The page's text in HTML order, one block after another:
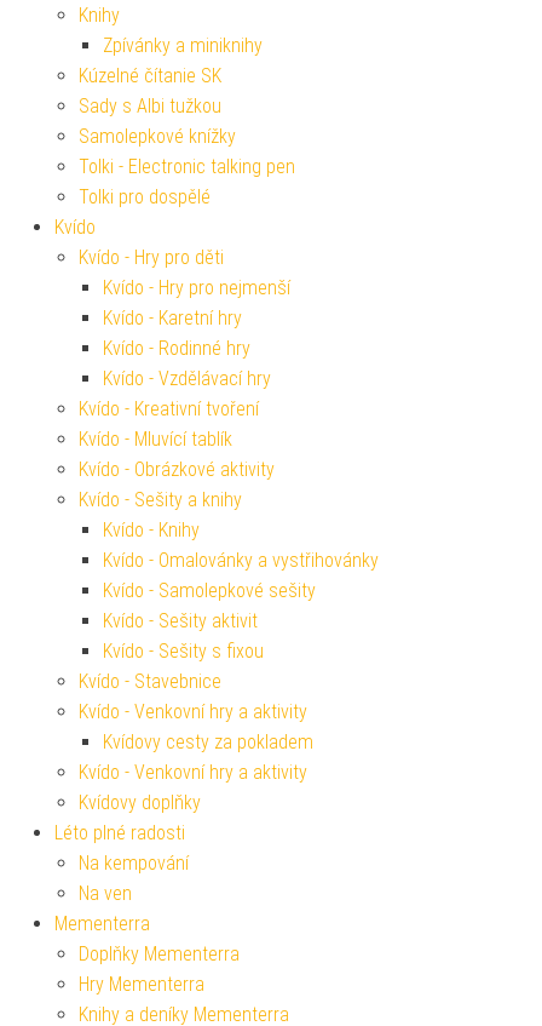
Knihy
Zpívánky a miniknihy
Kúzelné čítanie SK
Sady s Albi tužkou
Samolepkové knížky
Tolki - Electronic talking pen
Tolki pro dospělé
Kvído
Kvído - Hry pro děti
Kvído - Hry pro nejmenší
Kvído - Karetní hry
Kvído - Rodinné hry
Kvído - Vzdělávací hry
Kvído - Kreativní tvoření
Kvído - Mluvící tablík
Kvído - Obrázkové aktivity
Kvído - Sešity a knihy
Kvído - Knihy
Kvído - Omalovánky a vystřihovánky
Kvído - Samolepkové sešity
Kvído - Sešity aktivit
Kvído - Sešity s fixou
Kvído - Stavebnice
Kvído - Venkovní hry a aktivity
Kvídovy cesty za pokladem
Kvído - Venkovní hry a aktivity
Kvídovy doplňky
Léto plné radosti
Na kempování
Na ven
Mementerra
Doplňky Mementerra
Hry Mementerra
Knihy a deníky Mementerra